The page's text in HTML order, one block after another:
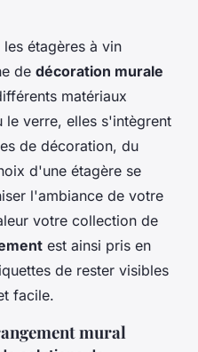
les étagères à vin
de décoration murale
matériaux
le verre, elles s'intègrent
de décoration, du
d'une étagère se
l'ambiance de votre
votre collection de
est ainsi pris en
de rester visibles
facile.
mural